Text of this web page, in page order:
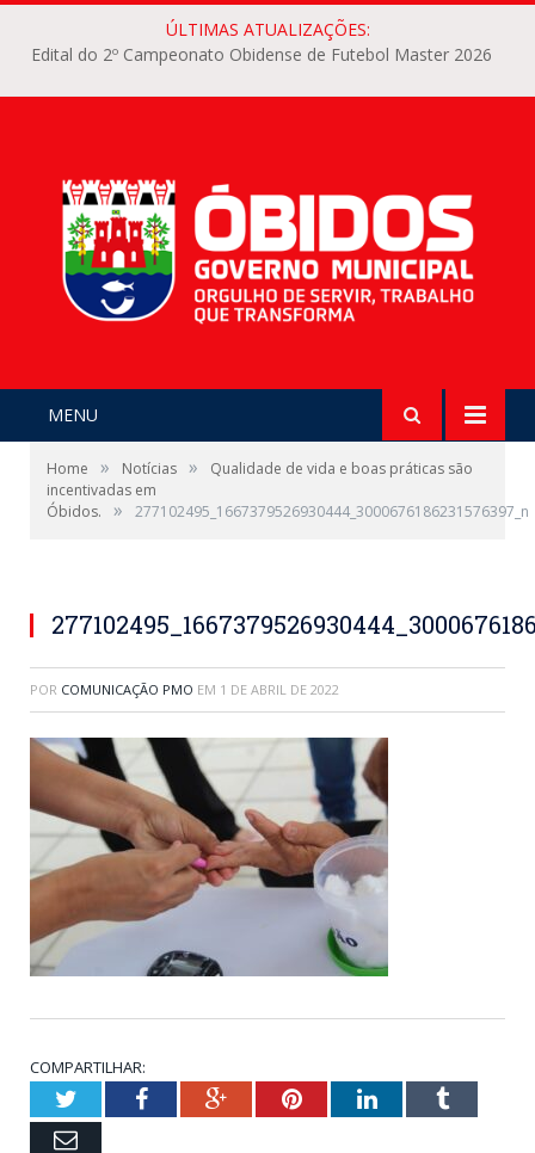
ÚLTIMAS ATUALIZAÇÕES:
Edital do 2º Campeonato Obidense de Futebol Master 2026
MENU
Home » Notícias »
Qualidade de vida e boas práticas são
incentivadas em
Óbidos.
» 277102495_1667379526930444_3000676186231576397_n
POR COMUNICAÇÃO PMO EM 1 DE ABRIL DE 2022
COMPARTILHAR:
TwitterFacebookGoogle+PinterestLinkedInTumblr
Email